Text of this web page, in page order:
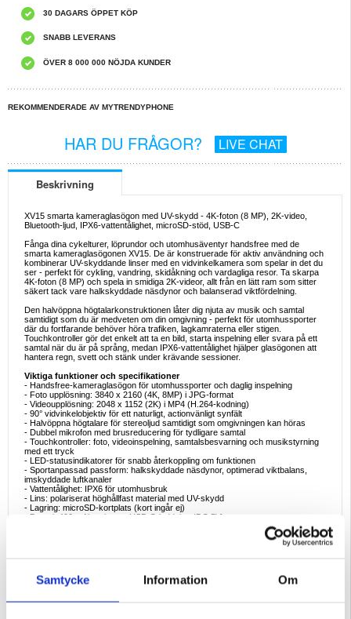
Samtycke Information Om
30 DAGARS ÖPPET KÖP
SNABB LEVERANS
ÖVER 8 000 000 NÖJDA KUNDER
REKOMMENDERADE AV MYTRENDYPHONE
HAR DU FRÅGOR? LIVE CHAT
Beskrivning
XV15 smarta kameraglasögon med UV-skydd - 4K-foton (8 MP), 2K-video,
Bluetooth-ljud, IPX6-vattentålighet, microSD-stöd, USB-C
Fånga dina cykelturer, löprundor och utomhusäventyr handsfree med de
smarta kameraglasögonen XV15. De är konstruerade för aktiv användning och
kombinerar UV-skyddande linser med en vidvinkelkamera som spelar in det du
ser - perfekt för cykling, vandring, skidåkning och vardagliga resor. Ta skarpa
4K-foton (8 MP) och spela in smidiga 2K-videor, allt från en lätt ram som sitter
säkert tack vare halkskyddade näsdynor och balanserad viktfördelning.
Den halvöppna högtalarkonstruktionen låter dig njuta av musik och samtal
samtidigt som du är medveten om din omgivning - perfekt för utomhussporter
där du fortfarande behöver höra trafiken, lagkamraterna eller stigen.
Touchkontroller gör det enkelt att ta en bild, starta inspelning eller svara på ett
samtal när du är på språng, medan IPX6-vattentålighet hjälper glasögonen att
hantera regn, svett och stänk under krävande sessioner.
Viktiga funktioner och specifikationer
- Handsfree-kameraglasögon för utomhussporter och daglig inspelning
- Foto upplösning: 3840 x 2160 (4K, 8MP) i JPG-format
- Videoupplösning: 2048 x 1152 (2K) i MP4 (H.264-kodning)
- 90° vidvinkelobjektiv för ett naturligt, actionvänligt synfält
- Halvöppna högtalare för stereoljud samtidigt som omgivningen kan höras
- Dubbel mikrofon med brusreducering för tydligare samtal
- Touchkontroller: foto, videoinspelning, samtalsbesvarning och musikstyrning
med ett tryck
- LED-statusindikatorer för snabb återkoppling om funktionen
- Sportanpassad passform: halkskyddade näsdynor, optimerad viktbalans,
imskyddade luftkanaler
- Vattentålighet: IPX6 för utomhusbruk
- Lins: polariserat höghållfast material med UV-skydd
- Lagring: microSD-kortplats (kort ingår ej)
- Batteri: 400 mAh polymer, USB-C-laddning (DC 5V)
- Kontinuerlig inspelning: upp till ca 90 minuter när den är ansluten till en extern
Exempel på idealisk användning
styret